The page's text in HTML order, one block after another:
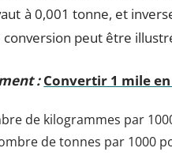
à 0,001 tonne, et
peut être
: Convertir 1 mile
de kilogrammes par
de tonnes par 1000